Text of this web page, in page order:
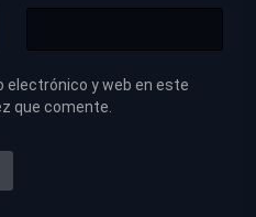
electrónico y web en este
que comente.